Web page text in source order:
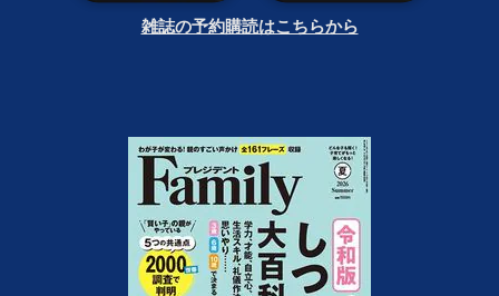
雑誌の予約購読はこちらから